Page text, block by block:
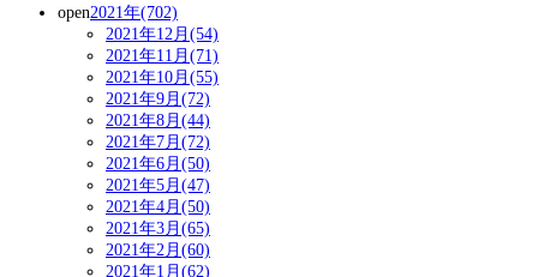
open2021年(702)
2021年12月(54)
2021年11月(71)
2021年10月(55)
2021年9月(72)
2021年8月(44)
2021年7月(72)
2021年6月(50)
2021年5月(47)
2021年4月(50)
2021年3月(65)
2021年2月(60)
2021年1月(62)